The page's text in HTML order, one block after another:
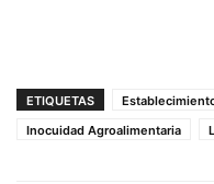
ETIQUETAS
Inocuidad Agroalimentaria